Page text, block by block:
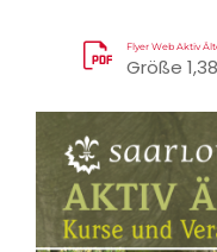
Flyer Web Aktiv
Größe